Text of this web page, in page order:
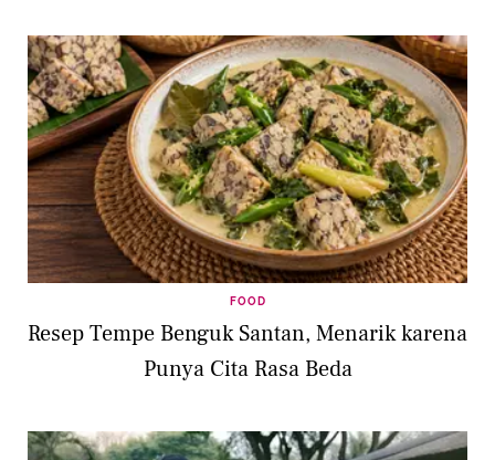
FOOD
Resep Tempe Benguk Santan, Menarik karena
Punya Cita Rasa Beda